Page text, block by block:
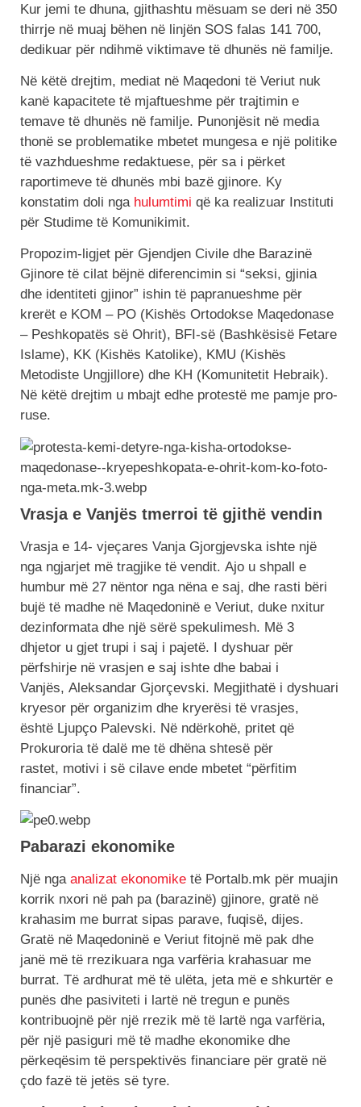
Kur jemi te dhuna, gjithashtu mësuam se deri në 350
thirrje në muaj bëhen në linjën SOS falas 141 700,
dedikuar për ndihmë viktimave të dhunës në familje.
Në këtë drejtim, mediat në Maqedoni të Veriut nuk
kanë kapacitete të mjaftueshme për trajtimin e
temave të dhunës në familje. Punonjësit në media
thonë se problematike mbetet mungesa e një politike
të vazhdueshme redaktuese, për sa i përket
raportimeve të dhunës mbi bazë gjinore. Ky
konstatim doli nga hulumtimi që ka realizuar Instituti
për Studime të Komunikimit.
Propozim-ligjet për Gjendjen Civile dhe Barazinë
Gjinore të cilat bëjnë diferencimin si “seksi, gjinia
dhe identiteti gjinor” ishin të papranueshme për
krerët e KOM – PO (Kishës Ortodokse Maqedonase
– Peshkopatës së Ohrit), BFI-së (Bashkësisë Fetare
Islame), KK (Kishës Katolike), KMU (Kishës
Metodiste Ungjillore) dhe KH (Komunitetit Hebraik).
Në këtë drejtim u mbajt edhe protestë me pamje pro-
ruse.
Vrasja e Vanjës tmerroi të gjithë vendin
Vrasja e 14- vjeçares Vanja Gjorgjevska ishte një
nga ngjarjet më tragjike të vendit. Ajo u shpall e
humbur më 27 nëntor nga nëna e saj, dhe rasti bëri
bujë të madhe në Maqedoninë e Veriut, duke nxitur
dezinformata dhe një sërë spekulimesh. Më 3
dhjetor u gjet trupi i saj i pajetë. I dyshuar për
përfshirje në vrasjen e saj ishte dhe babai i
Vanjës, Aleksandar Gjorçevski. Megjithatë i dyshuari
kryesor për organizim dhe kryerësi të vrasjes,
është Ljupço Palevski. Në ndërkohë, pritet që
Prokuroria të dalë me të dhëna shtesë për
rastet, motivi i së cilave ende mbetet “përfitim
financiar”.
Pabarazi ekonomike
Një nga analizat ekonomike të Portalb.mk për muajin
korrik nxori në pah pa (barazinë) gjinore, gratë në
krahasim me burrat sipas parave, fuqisë, dijes.
Gratë në Maqedoninë e Veriut fitojnë më pak dhe
janë më të rrezikuara nga varfëria krahasuar me
burrat. Të ardhurat më të ulëta, jeta më e shkurtër e
punës dhe pasiviteti i lartë në tregun e punës
kontribuojnë për një rrezik më të lartë nga varfëria,
për një pasiguri më të madhe ekonomike dhe
përkeqësim të perspektivës financiare për gratë në
çdo fazë të jetës së tyre.